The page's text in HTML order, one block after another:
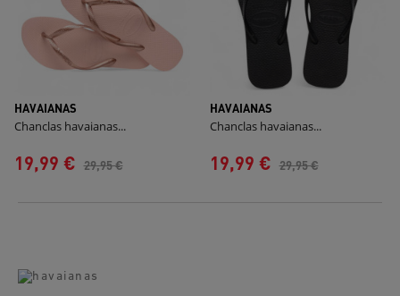
HAVAIANAS
Chanclas havaianas...
19,99 € 29,95 €
HAVAIANAS
Chanclas havaianas...
19,99 € 29,95 €